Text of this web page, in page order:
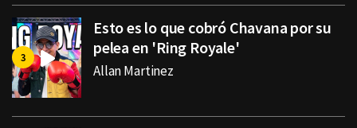
Esto es lo que cobró Chavana por su
pelea en 'Ring Royale'
Allan Martinez